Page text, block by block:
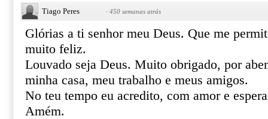
Tiago Peres · 450 semanas atrás
Glórias a ti senhor meu Deus. Que me
muito feliz.
Louvado seja Deus. Muito obrigado, por
minha casa, meu trabalho e meus amigos.
No teu tempo eu acredito, com amor e
Amém.